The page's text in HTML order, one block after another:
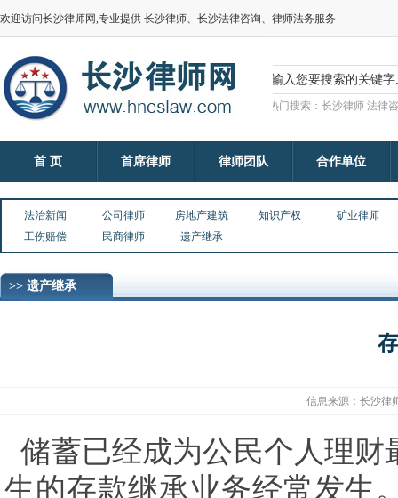
欢迎访问长沙律师网,专业提供 长沙律师、长沙法律咨询、律师法务服务
热门搜索：长沙律师 法律
首 页 首席律师 律师团队 合作单位
法治新闻 公司律师 房地产建筑 知识产权
矿业律师
工伤赔偿
民商律师 遗产继承
>> 遗产继承
信息来源： 长沙律
储蓄已经成为公民个人理
生的存款继承业务经常发生